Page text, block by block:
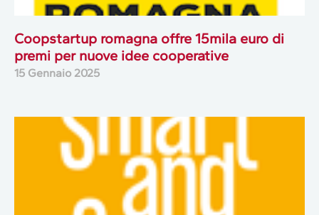
Coopstartup romagna offre 15mila euro di
premi per nuove idee cooperative
15 Gennaio 2025